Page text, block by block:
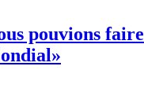
pouvions faire